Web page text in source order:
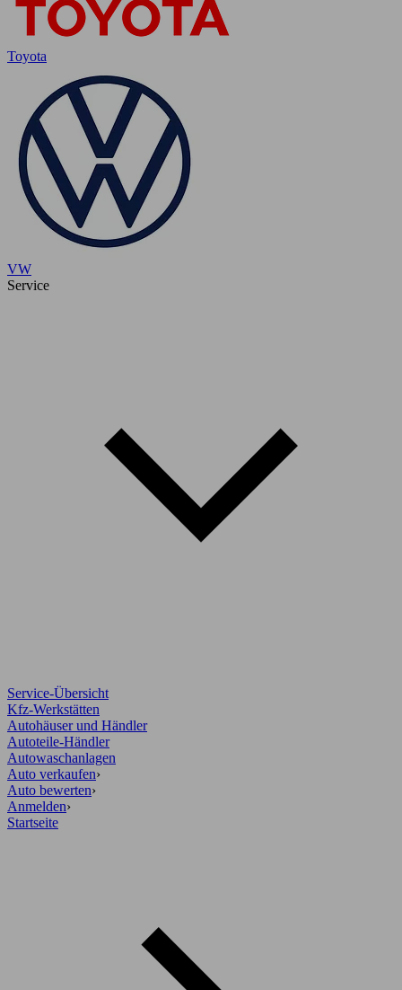
Toyota
VW
Service
Service-Übersicht
Kfz-Werkstätten
Autohäuser und Händler
Autoteile-Händler
Autowaschanlagen
Auto verkaufen›
Auto bewerten›
Anmelden›
Startseite